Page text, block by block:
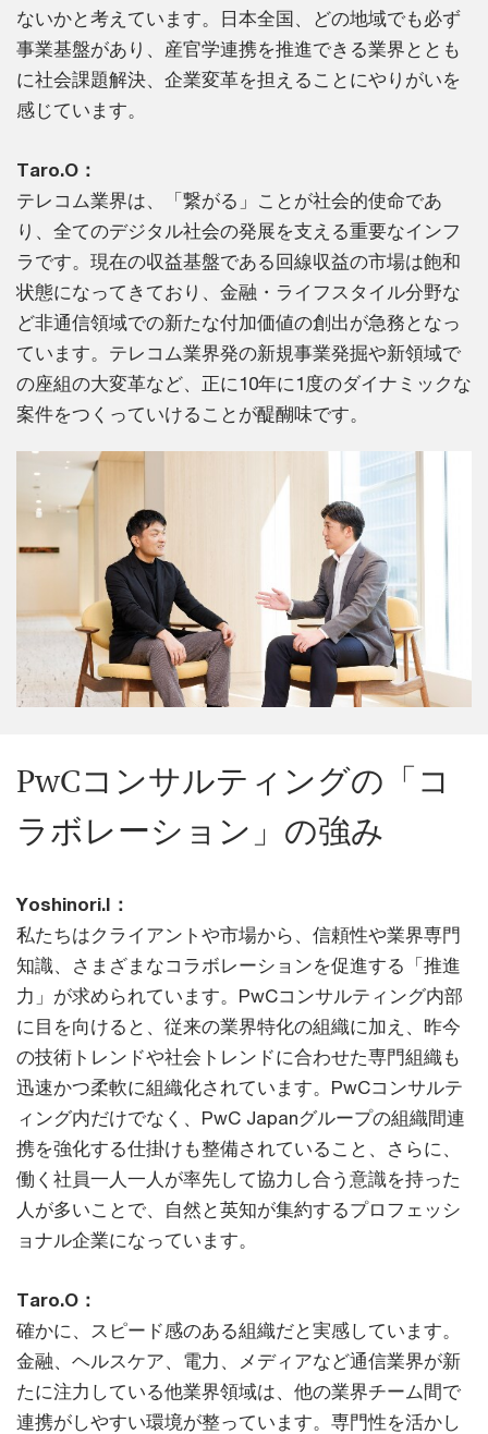
ないかと考えています。日本全国、どの地域でも必ず
事業基盤があり、産官学連携を推進できる業界ととも
に社会課題解決、企業変革を担えることにやりがいを
感じています。
Taro.O：
テレコム業界は、「繋がる」ことが社会的使命であ
り、全てのデジタル社会の発展を支える重要なインフ
ラです。現在の収益基盤である回線収益の市場は飽和
状態になってきており、金融・ライフスタイル分野な
ど非通信領域での新たな付加価値の創出が急務となっ
ています。テレコム業界発の新規事業発掘や新領域で
の座組の大変革など、正に10年に1度のダイナミックな
案件をつくっていけることが醍醐味です。
PwCコンサルティングの「コ
ラボレーション」の強み
Yoshinori.I：
私たちはクライアントや市場から、信頼性や業界専門
知識、さまざまなコラボレーションを促進する「推進
力」が求められています。PwCコンサルティング内部
に目を向けると、従来の業界特化の組織に加え、昨今
の技術トレンドや社会トレンドに合わせた専門組織も
迅速かつ柔軟に組織化されています。PwCコンサルテ
ィング内だけでなく、PwC Japanグループの組織間連
携を強化する仕掛けも整備されていること、さらに、
働く社員一人一人が率先して協力し合う意識を持った
人が多いことで、自然と英知が集約するプロフェッシ
ョナル企業になっています。
Taro.O：
確かに、スピード感のある組織だと実感しています。
金融、ヘルスケア、電力、メディアなど通信業界が新
たに注力している他業界領域は、他の業界チーム間で
連携がしやすい環境が整っています。専門性を活かし